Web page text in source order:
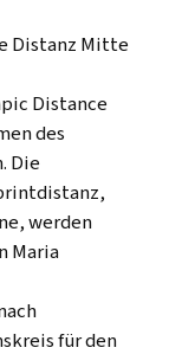
Distanz Mitte
Distance
des
Die
werden
Maria
für den